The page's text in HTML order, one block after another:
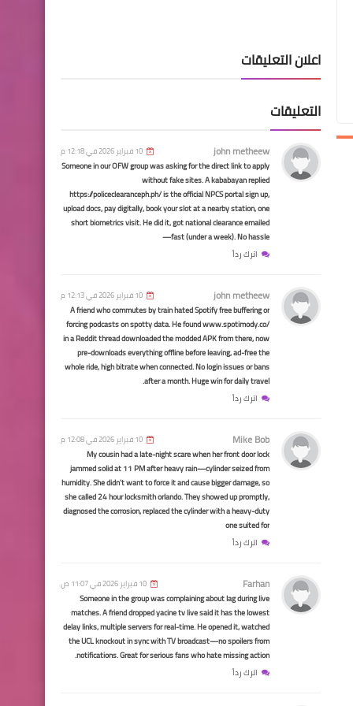
#عاجل وزير العمل : نسعى
لإطلاق رواتب شبكة الحماية
الرواتب
بشرى سارة الى منتسبي
الشرطة الاتحادية
اسماء االرعاية الاجتماعية
وزير العمل يناقش آلية حسم
معاملات المتقدمين للشمول
بإعانة الحماية الاجتماعية منذ
السلف والقروض
مصرف الرشيد.. دفع وجبة
كارد للمتقاعدين
اعلان التعليقات
التعليقات
john metheew 10 فبراير 2026 في 12:18 م
Someone in our OFW group was asking for the direct link to apply
without fake sites. A kababayan replied
https://policeclearanceph.ph/ is the official NPCS portal sign up,
upload docs, pay digitally, book your slot at a nearby station, one
short biometrics visit. He did it, got national clearance emailed
fast (under a week). No hassle—
اترك رداً
john metheew 10 فبراير 2026 في 12:13 م
A friend who commutes by train hated Spotify free buffering or
forcing podcasts on spotty data. He found www.spotimody.co/
in a Reddit thread downloaded the modded APK from there, now
pre-downloads everything offline before leaving, ad-free the
whole ride, high bitrate when connected. No login issues or bans
after a month. Huge win for daily travel.
اترك رداً
Mike Bob 10 فبراير 2026 في 12:08 م
My cousin had a late-night scare when her front door lock
jammed solid at 11 PM after heavy rain—cylinder seized from
humidity. She didn't want to force it and cause bigger damage, so
she called 24 hour locksmith orlando. They showed up promptly,
diagnosed the corrosion, replaced the cylinder with a heavy-duty
one suited for
اترك رداً
Farhan 10 فبراير 2026 في 11:07 ص
Someone in the group was complaining about lag during live
matches. A friend dropped yacine tv live said it has the lowest
delay links, multiple servers for real-time. He opened it, watched
the UCL knockout in sync with TV broadcast—no spoilers from
notifications. Great for serious fans who hate missing action.
اترك رداً